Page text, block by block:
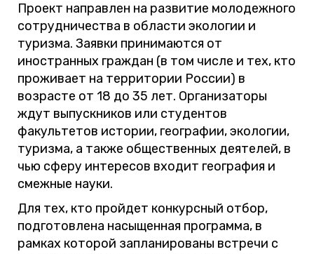
Проект направлен на развитие молодежного
сотрудничества в области экологии и
туризма. Заявки принимаются от
иностранных граждан (в том числе и тех, кто
проживает на территории России) в
возрасте от 18 до 35 лет. Организаторы
ждут выпускников или студентов
факультетов истории, географии, экологии,
туризма, а также общественных деятелей, в
чью сферу интересов входит география и
смежные науки.
Для тех, кто пройдет конкурсный отбор,
подготовлена насыщенная программа, в
рамках которой запланированы встречи с